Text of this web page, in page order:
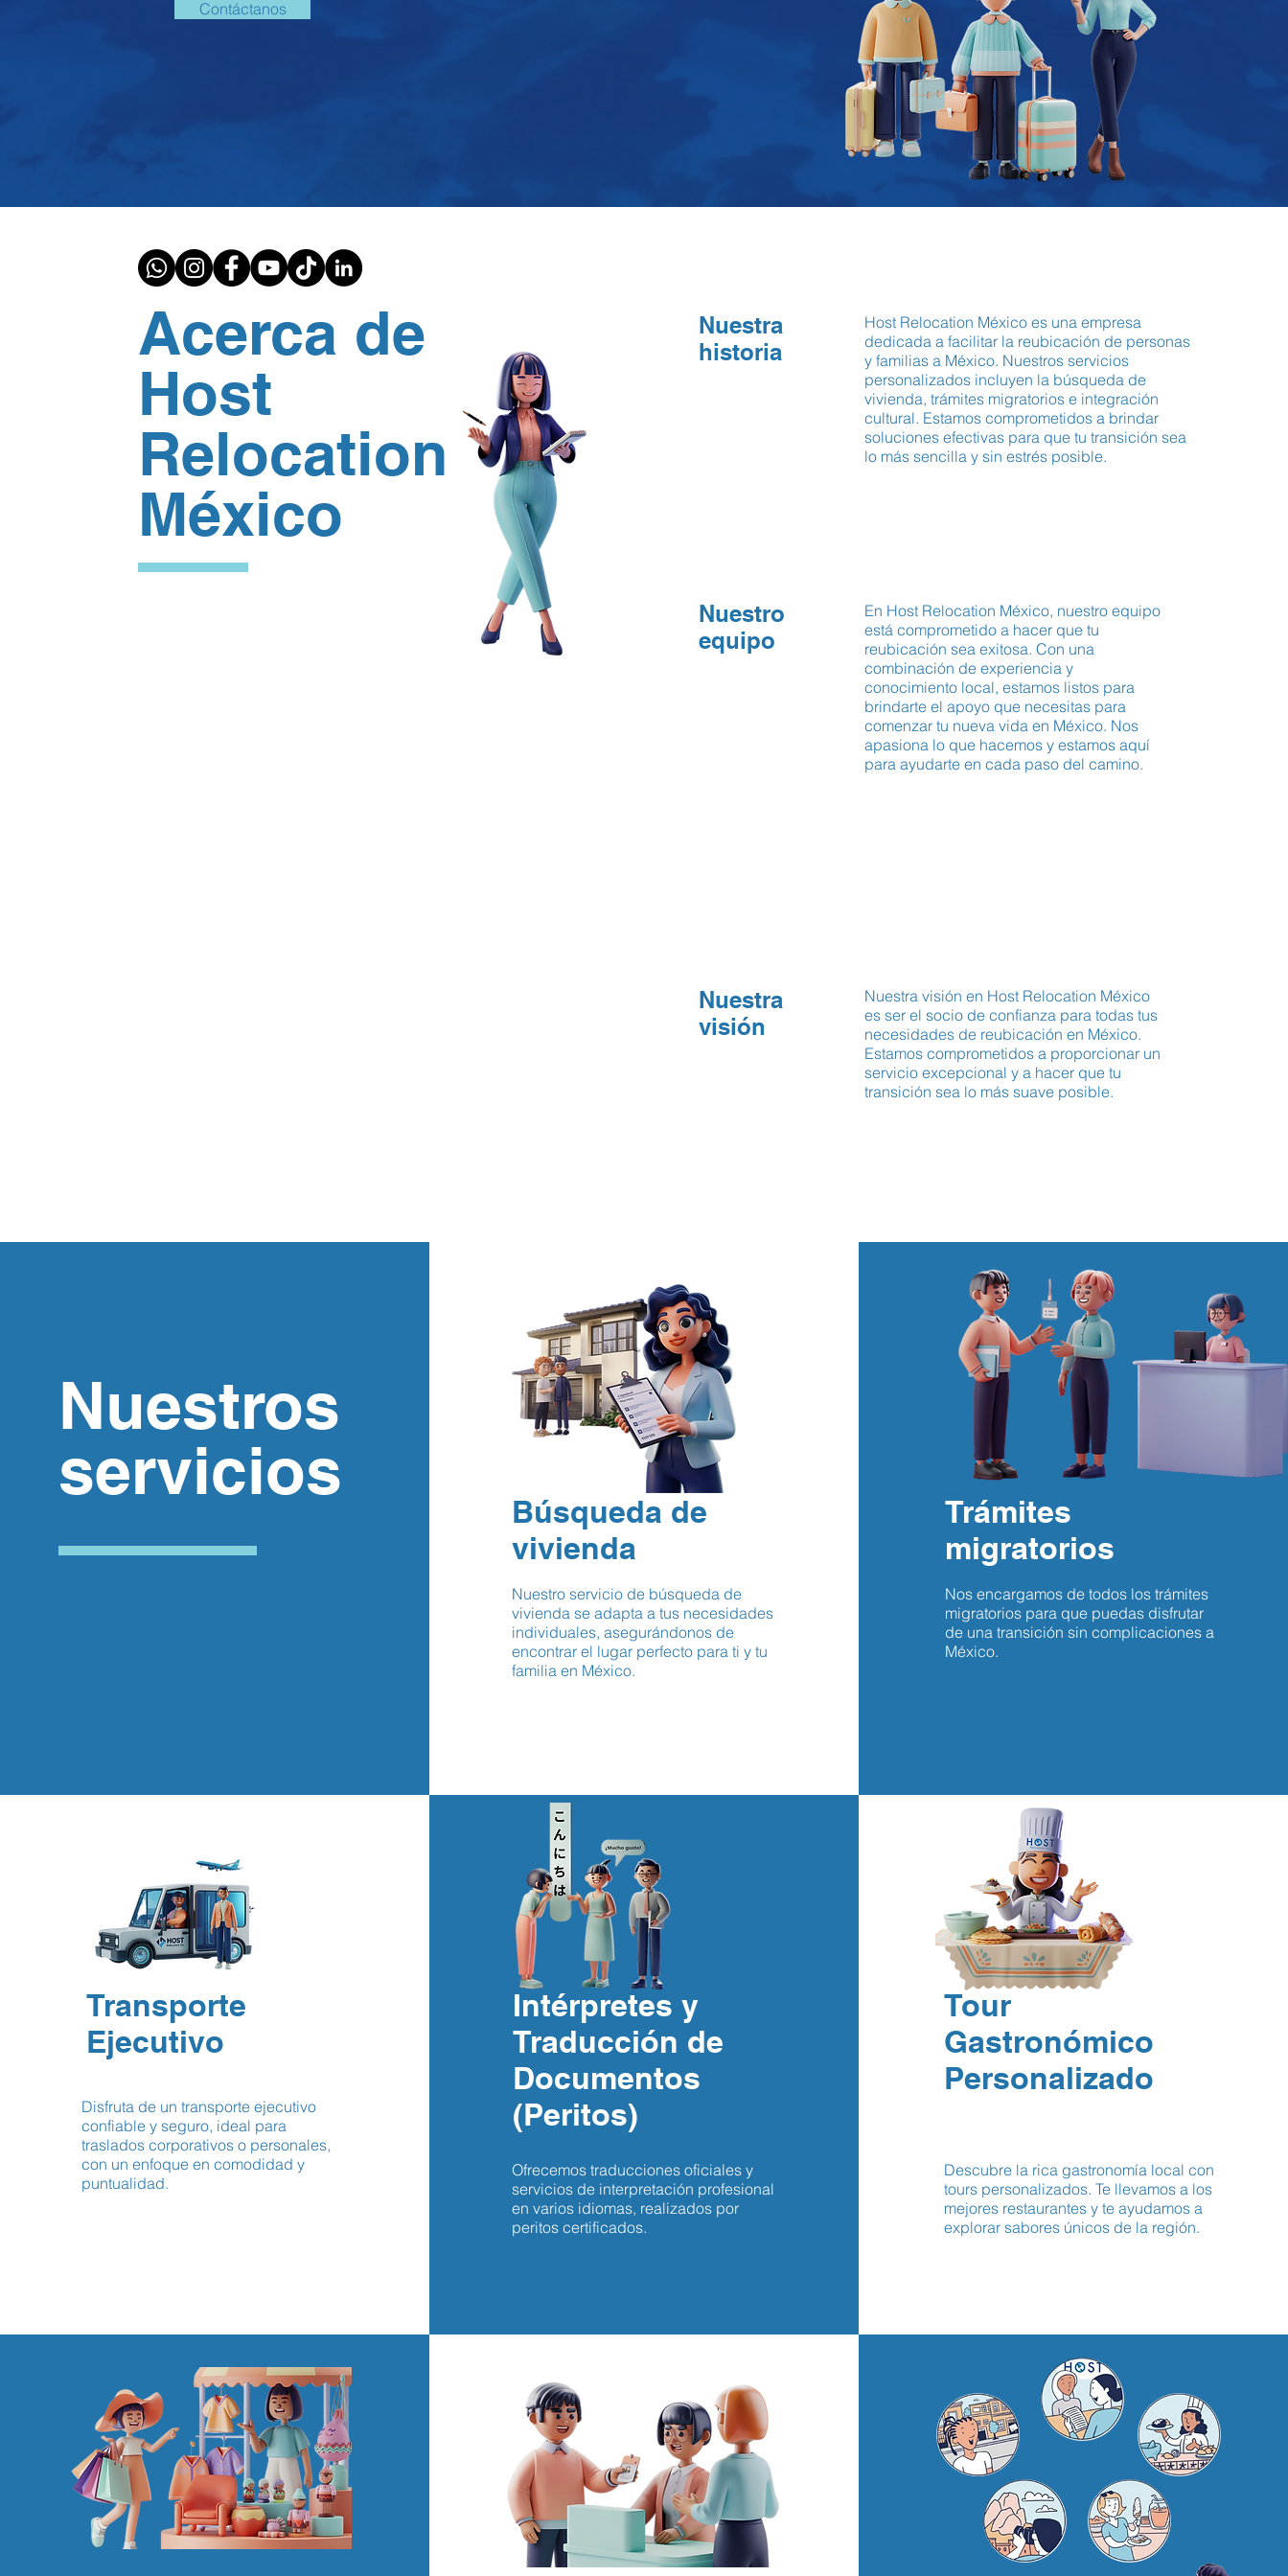
Contáctanos
Acerca de
Host
Relocation
México
Nuestra
historia
Host Relocation México es una empresa
dedicada a facilitar la reubicación de personas
y familias a México. Nuestros servicios
personalizados incluyen la búsqueda de
vivienda, trámites migratorios e integración
cultural. Estamos comprometidos a brindar
soluciones efectivas para que tu transición sea
lo más sencilla y sin estrés posible.
Nuestro
equipo
En Host Relocation México, nuestro equipo
está comprometido a hacer que tu
reubicación sea exitosa. Con una
combinación de experiencia y
conocimiento local, estamos listos para
brindarte el apoyo que necesitas para
comenzar tu nueva vida en México. Nos
apasiona lo que hacemos y estamos aquí
para ayudarte en cada paso del camino.
Nuestra
visión
Nuestra visión en Host Relocation México
es ser el socio de confianza para todas tus
necesidades de reubicación en México.
Estamos comprometidos a proporcionar un
servicio excepcional y a hacer que tu
transición sea lo más suave posible.
Nuestros
servicios
Búsqueda de
vivienda
Nuestro servicio de búsqueda de
vivienda se adapta a tus necesidades
individuales, asegurándonos de
encontrar el lugar perfecto para ti y tu
familia en México.
Trámites
migratorios
Nos encargamos de todos los trámites
migratorios para que puedas disfrutar
de una transición sin complicaciones a
México.
Transporte
Ejecutivo
Disfruta de un transporte ejecutivo
confiable y seguro, ideal para
traslados corporativos o personales,
con un enfoque en comodidad y
puntualidad.
Intérpretes y
Traducción de
Documentos
(Peritos)
Ofrecemos traducciones oficiales y
servicios de interpretación profesional
en varios idiomas, realizados por
peritos certificados.
Tour
Gastronómico
Personalizado
Descubre la rica gastronomía local con
tours personalizados. Te llevamos a los
mejores restaurantes y te ayudamos a
explorar sabores únicos de la región.